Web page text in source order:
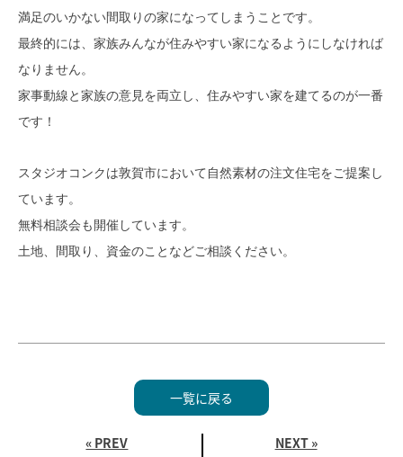
満足のいかない間取りの家になってしまうことです。
最終的には、家族みんなが住みやすい家になるようにしなければ
なりません。
家事動線と家族の意見を両立し、住みやすい家を建てるのが一番
です！
スタジオコンクは敦賀市において自然素材の注文住宅をご提案し
ています。
無料相談会も開催しています。
土地、間取り、資金のことなどご相談ください。
« PREV
一覧に戻る
NEXT »